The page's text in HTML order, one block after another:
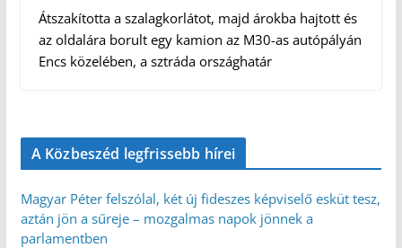
Átszakította a szalagkorlátot, majd árokba hajtott és
az oldalára borult egy kamion az M30-as autópályán
Encs közelében, a sztráda országhatár
A Közbeszéd legfrissebb hírei
Magyar Péter felszólal, két új fideszes képviselő esküt tesz,
aztán jön a sűreje – mozgalmas napok jönnek a
parlamentben